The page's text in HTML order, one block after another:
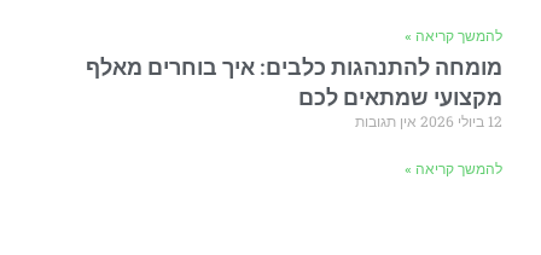
להמשך קריאה »
מומחה להתנהגות כלבים: איך בוחרים מאלף
מקצועי שמתאים לכם
12 ביולי 2026 אין תגובות
להמשך קריאה »